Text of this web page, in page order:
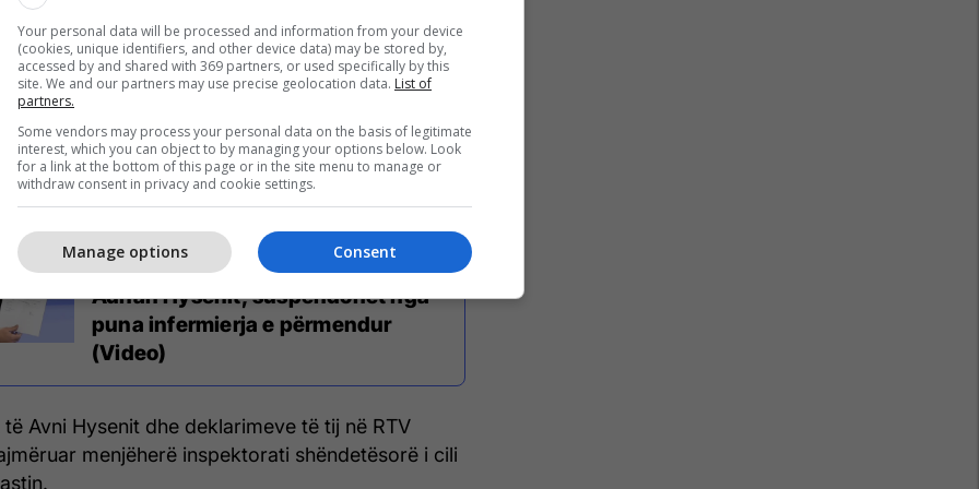
Klinikën e Anestezionit dhe Mjekimit Intensiv.
me Ministrinë e Shëndetësisë, për të parë
më tej kjo ministri lidhur me këtë rast.
në MSH, kanë thënë se hetimi i rastit do të
Reagon SHSKUK pas rrëfimit të
Adnan Hysenit, suspendohet nga
puna infermierja e përmendur
(Video)
Avni Hysenit dhe deklarimeve të tij në RTV
menjëherë inspektorati shëndetësorë i cili
Your personal data will be processed and information from your device
(cookies, unique identifiers, and other device data) may be stored by,
accessed by and shared with 369 partners, or used specifically by this
site. We and our partners may use precise geolocation data. List of
partners.
Some vendors may process your personal data on the basis of legitimate
interest, which you can object to by managing your options below. Look
for a link at the bottom of this page or in the site menu to manage or
withdraw consent in privacy and cookie settings.
Consent
Manage options